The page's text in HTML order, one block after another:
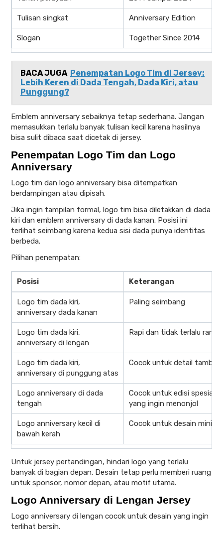
Tulisan singkat Anniversary Edition
Slogan Together Since 2014
BACA JUGA Penempatan Logo Tim di Jersey:
Lebih Keren di Dada Tengah, Dada Kiri, atau
Punggung?
Emblem anniversary sebaiknya tetap sederhana. Jangan
memasukkan terlalu banyak tulisan kecil karena hasilnya
bisa sulit dibaca saat dicetak di jersey.
Penempatan Logo Tim dan Logo
Anniversary
Logo tim dan logo anniversary bisa ditempatkan
berdampingan atau dipisah.
Jika ingin tampilan formal, logo tim bisa diletakkan di dada
kiri dan emblem anniversary di dada kanan. Posisi ini
terlihat seimbang karena kedua sisi dada punya identitas
berbeda.
Pilihan penempatan:
Posisi Keterangan
Logo tim dada kiri,
anniversary dada kanan
Paling seimbang
Logo tim dada kiri,
anniversary di lengan
Rapi dan tidak terlalu ramai
Logo tim dada kiri,
anniversary di punggung atas
Cocok untuk detail
Logo anniversary di dada
tengah
Cocok untuk edisi spesial
yang ingin menonjol
Logo anniversary kecil di
bawah kerah
Cocok untuk desain
Untuk jersey pertandingan, hindari logo yang terlalu
banyak di bagian depan. Desain tetap perlu memberi ruang
untuk sponsor, nomor depan, atau motif utama.
Logo Anniversary di Lengan Jersey
Logo anniversary di lengan cocok untuk desain yang ingin
terlihat bersih.